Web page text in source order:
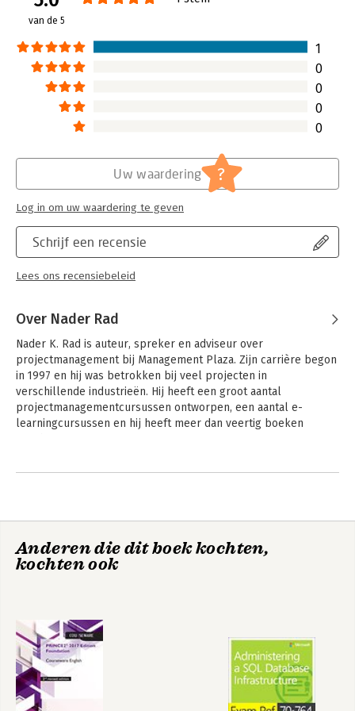
Hoofdrubriek:
van de 5
1
0
0
0
0
Schrijf een recensie
Lees ons recensiebeleid
Uw waardering ?
Log in om uw waardering te geven
Over Nader Rad
Nader K. Rad is auteur, spreker en adviseur over
projectmanagement bij Management Plaza. Zijn carrière begon
in 1997 en hij was betrokken bij veel projecten in
verschillende industrieën. Hij heeft een groot aantal
projectmanagementcursussen ontworpen, een aantal e-
learningcursussen en hij heeft meer dan veertig boeken
Nader is consultant en was een officiële recensent voor
Andere boeken door Nader Rad
Agile Scrum
Handboek
Agile Foundation
Courseware –
English
Anderen die dit boek kochten,
kochten ook